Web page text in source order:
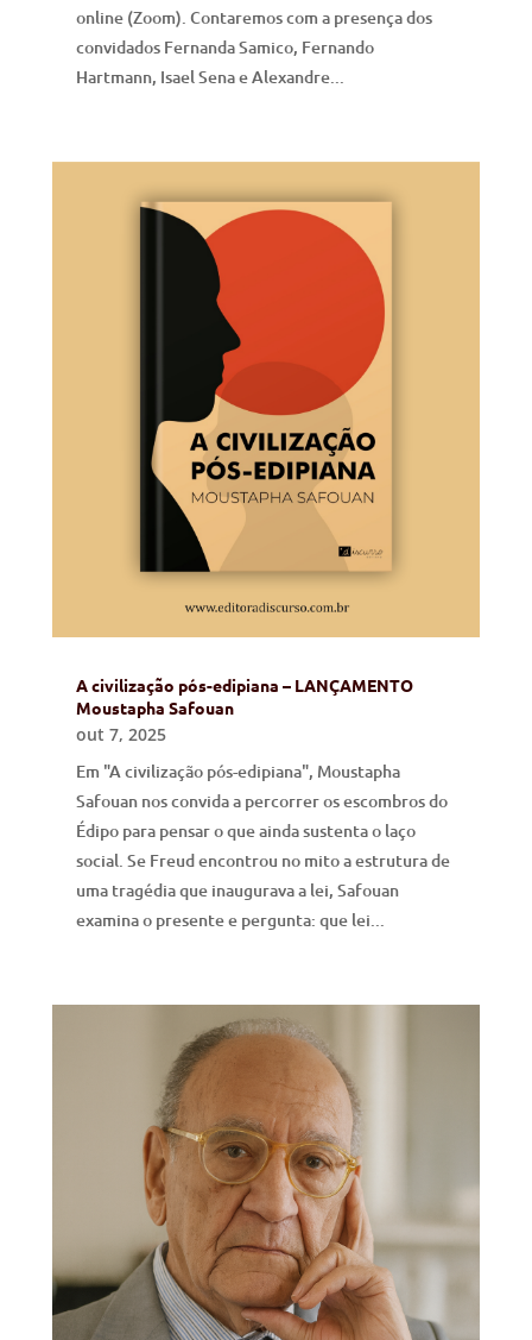
online (Zoom). Contaremos com a presença dos
convidados Fernanda Samico, Fernando
Hartmann, Isael Sena e Alexandre...
A civilização pós-edipiana – LANÇAMENTO
Moustapha Safouan
out 7, 2025
Em "A civilização pós-edipiana", Moustapha
Safouan nos convida a percorrer os escombros do
Édipo para pensar o que ainda sustenta o laço
social. Se Freud encontrou no mito a estrutura de
uma tragédia que inaugurava a lei, Safouan
examina o presente e pergunta: que lei...